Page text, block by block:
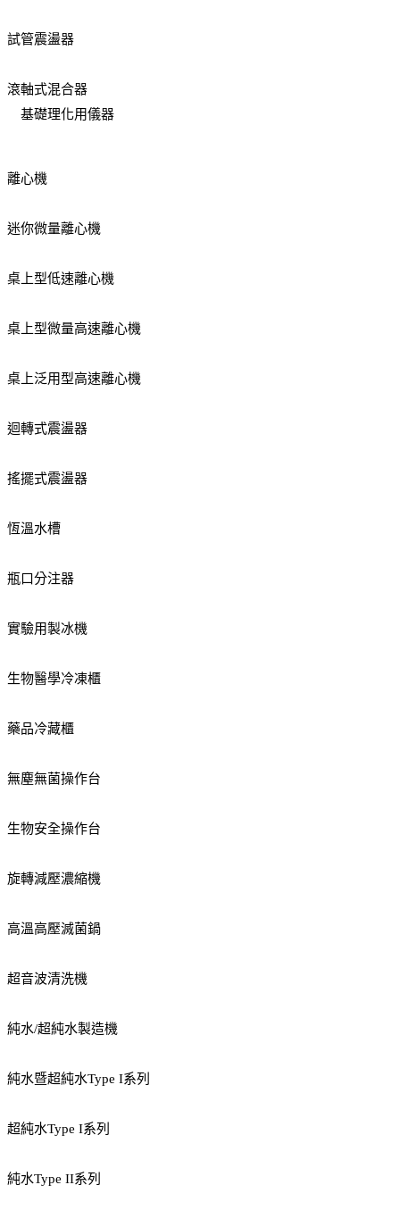
試管震盪器
滾軸式混合器
基礎理化用儀器
離心機
迷你微量離心機
桌上型低速離心機
桌上型微量高速離心機
桌上泛用型高速離心機
迴轉式震盪器
搖擺式震盪器
恆溫水槽
瓶口分注器
實驗用製冰機
生物醫學冷凍櫃
藥品冷藏櫃
無塵無菌操作台
生物安全操作台
旋轉減壓濃縮機
高溫高壓滅菌鍋
超音波清洗機
純水/超純水製造機
純水暨超純水Type I系列
超純水Type I系列
純水Type II系列